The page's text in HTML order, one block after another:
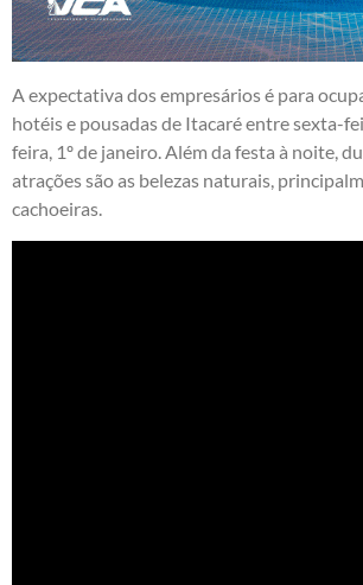
A expectativa dos empresários é para
hotéis e pousadas de Itacaré entre sexta-
feira, 1º de janeiro. Além da festa à noite,
atrações são as belezas naturais,
cachoeiras.